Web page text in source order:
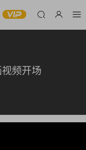
频开场